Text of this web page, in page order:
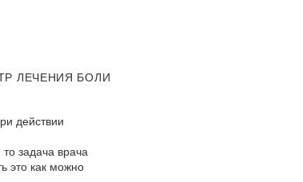
ЛЕЧЕНИЯ БОЛИ
действии
задача врача
это как можно